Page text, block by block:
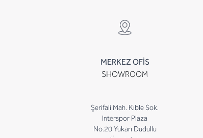
MERKEZ OFİS
SHOWROOM
Şerifali Mah. Kıble Sok.
Interspor Plaza
No.20 Yukarı Dudullu